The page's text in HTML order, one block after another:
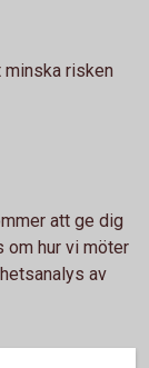
minska risken
att ge dig
om hur vi möter
av